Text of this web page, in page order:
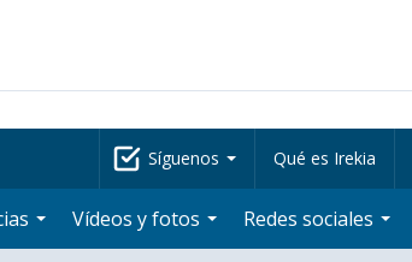
Síguenos Qué es Irekia
Vídeos y fotos Redes sociales